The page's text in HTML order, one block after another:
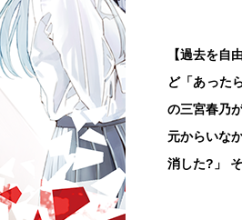
【過去を自
ど「あった
の三宮春乃
元からいな
消した?」